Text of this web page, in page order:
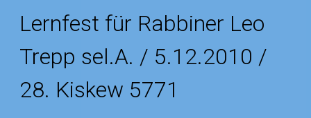
Lernfest für Rabbiner Leo
Trepp sel.A. / 5.12.2010 /
28. Kiskew 5771